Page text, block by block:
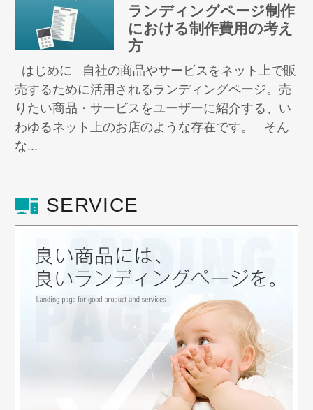
ランディングページ制作
における制作費用の考え
方
はじめに 自社の商品やサービスをネット上で販
売するために活用されるランディングページ。売
りたい商品・サービスをユーザーに紹介する、い
わゆるネット上のお店のような存在です。 そん
な...
SERVICE